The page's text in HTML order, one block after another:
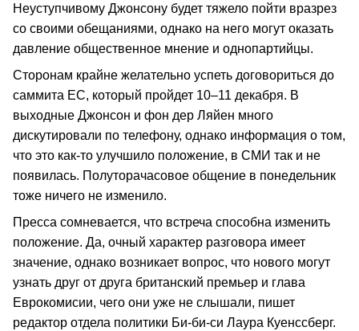
Неуступчивому Джонсону будет тяжело пойти вразрез
со своими обещаниями, однако на него могут оказать
давление общественное мнение и однопартийцы.
Сторонам крайне желательно успеть договориться до
саммита ЕС, который пройдет 10–11 декабря. В
выходные Джонсон и фон дер Ляйен много
дискутировали по телефону, однако информация о том,
что это как-то улучшило положение, в СМИ так и не
появилась. Полуторачасовое общение в понедельник
тоже ничего не изменило.
Пресса сомневается, что встреча способна изменить
положение. Да, очный характер разговора имеет
значение, однако возникает вопрос, что нового могут
узнать друг от друга британский премьер и глава
Еврокомисии, чего они уже не слышали, пишет
редактор отдела политики Би-би-си Лаура Куенссберг.